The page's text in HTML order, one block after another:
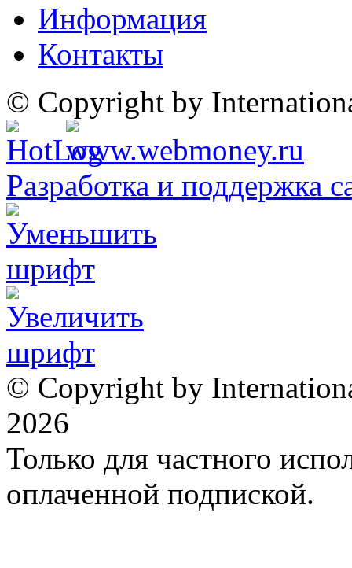
Информация
Контакты
© Copyright by
Разработка и поддержка
© Copyright by
2026
Только для частного
оплаченной подпиской.